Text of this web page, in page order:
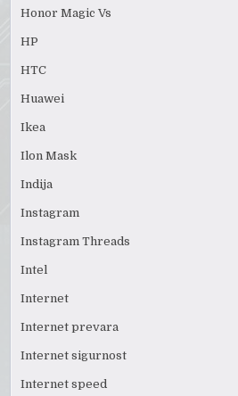
Honor Magic Vs
HP
HTC
Huawei
Ikea
Ilon Mask
Indija
Instagram
Instagram Threads
Intel
Internet
Internet prevara
Internet sigurnost
Internet speed